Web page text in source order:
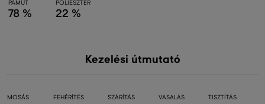
PAMUT
78 %
POLIÉSZTER
22 %
Kezelési útmutató
MOSÁS FEHÉRÍTÉS SZÁRÍTÁS VASALÁS TISZTÍTÁS